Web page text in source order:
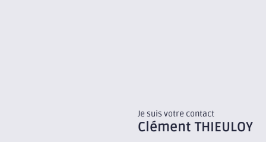
Je suis votre contact
ClémentTHIEULOY